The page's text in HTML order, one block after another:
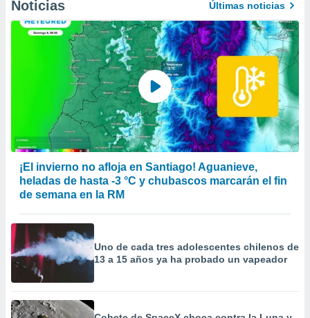
Noticias Últimas noticias
¡El invierno no afloja en Santiago! Aguanieve,
heladas de hasta -3 °C y chubascos marcarán el fin
de semana en la RM
Uno de cada tres adolescentes chilenos de
13 a 15 años ya ha probado un vapeador